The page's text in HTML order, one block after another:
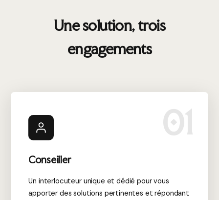
IMPRESSION DE STYLO-
Peu cher, sûr et ne nécessitant pas d’entretien, il remplace
le stylo plume. Le stylo-bille est un objet important dans
un bureau ; le personnalisé permet de vanter et de vendre
un produit à large sphère sans pour autant dépenser
Une solution, trois
engagements
01
Conseiller
Un interlocuteur unique et dédié pour vous
apporter des solutions pertinentes et répondant